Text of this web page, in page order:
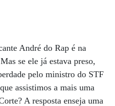
André do Rap é na
se ele já estava preso,
pelo ministro do STF
assistimos a mais uma
A resposta enseja uma